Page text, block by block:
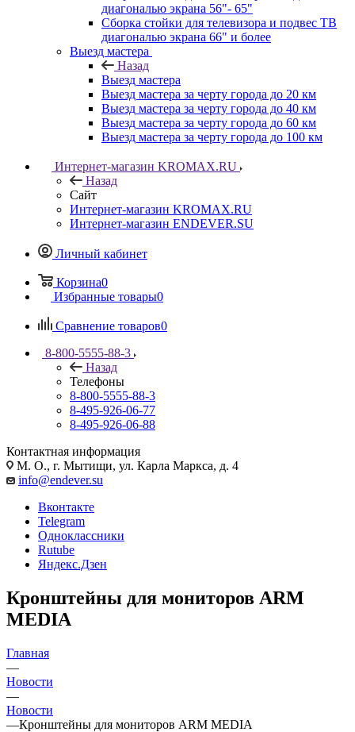
диагональю экрана 56"- 65"
Сборка стойки для телевизора и подвес ТВ
диагональю экрана 66" и более
Выезд мастера
Назад
Выезд мастера
Выезд мастера за черту города до 20 км
Выезд мастера за черту города до 40 км
Выезд мастера за черту города до 60 км
Выезд мастера за черту города до 100 км
Интернет-магазин KROMAX.RU
Назад
Сайт
Интернет-магазин KROMAX.RU
Интернет-магазин ENDEVER.SU
Личный кабинет
Корзина0
Избранные товары0
Сравнение товаров0
8-800-5555-88-3
Назад
Телефоны
8-800-5555-88-3
8-495-926-06-77
8-495-926-06-88
Контактная информация
М. О., г. Мытищи, ул. Карла Маркса, д. 4
info@endever.su
Вконтакте
Telegram
Одноклассники
Rutube
Яндекс.Дзен
Кронштейны для мониторов ARM
MEDIA
Главная
—
Новости
—
Новости
—Кронштейны для мониторов ARM MEDIA